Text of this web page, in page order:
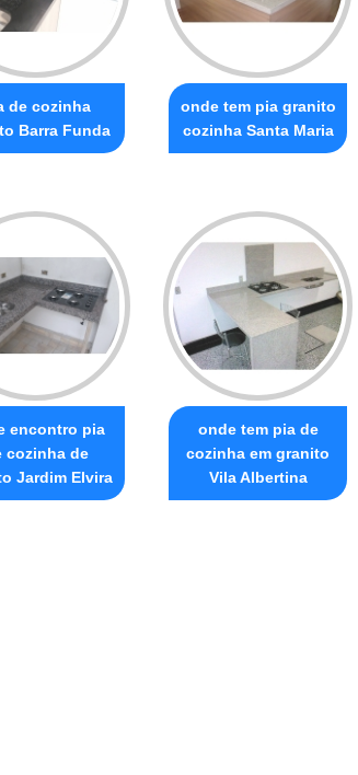
de cozinha
Barra Funda
onde tem pia granito
cozinha Santa Maria
encontro pia
cozinha de
Jardim Elvira
onde tem pia de
cozinha em granito
Vila Albertina